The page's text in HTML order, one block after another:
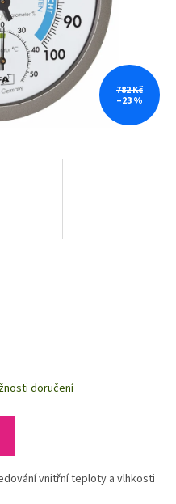
782 Kč
–23 %
doručení
vnitřní teploty a vlhkosti